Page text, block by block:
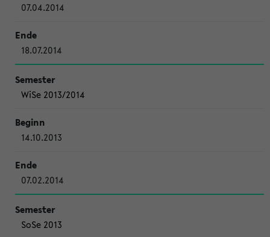
07.04.2014
18.07.2014
WiSe 2013/2014
14.10.2013
07.02.2014
SoSe 2013